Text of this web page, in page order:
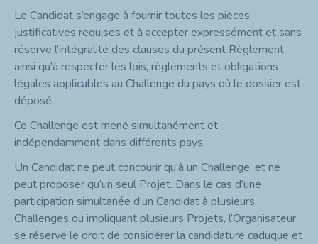
Le Candidat s’engage à fournir toutes les pièces
justificatives requises et à accepter expressément et sans
réserve l’intégralité des clauses du présent Règlement
ainsi qu’à respecter les lois, règlements et obligations
légales applicables au Challenge du pays où le dossier est
déposé.
Ce Challenge est mené simultanément et
indépendamment dans différents pays.
Un Candidat ne peut concourir qu’à un Challenge, et ne
peut proposer qu’un seul Projet. Dans le cas d’une
participation simultanée d’un Candidat à plusieurs
Challenges ou impliquant plusieurs Projets, l’Organisateur
se réserve le droit de considérer la candidature caduque et